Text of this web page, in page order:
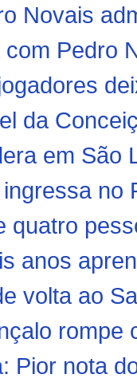
Novais
Pedro
da
em São
no
quatro
anos
volta ao
rompe
Pior nota